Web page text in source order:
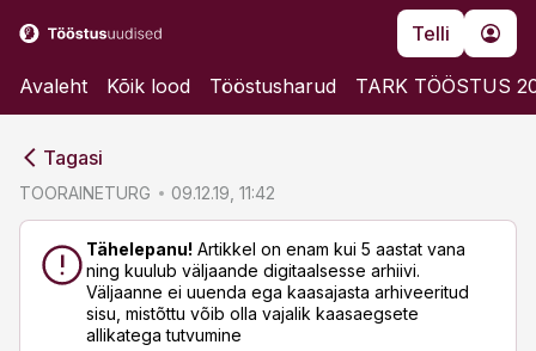
Telli
Avaleht Kõik lood Tööstusharud TARK TÖÖSTUS
Tagasi
TOORAINETURG 09.12.19, 11:42
Tähelepanu! Artikkel on enam kui 5 aastat vana
ning kuulub väljaande digitaalsesse arhiivi.
Väljaanne ei uuenda ega kaasajasta arhiveeritud
sisu, mistõttu võib olla vajalik kaasaegsete
allikatega tutvumine